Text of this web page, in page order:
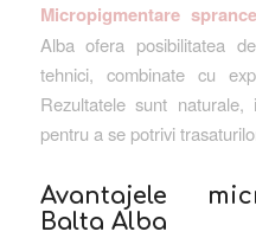
Micropigmentare
Alba ofera posibilitatea
tehnici, combinate cu
Rezultatele sunt
pentru a se potrivi
Avantajele
Balta Alba